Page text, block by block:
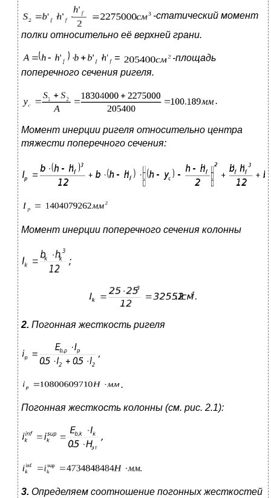
-статический момент
полки относительно её верхней грани.
= -площадь
поперечного сечения ригеля.
.
Момент инерции ригеля относительно центра
тяжести поперечного сечения:
Момент инерции поперечного сечения колонны
2. Погонная жесткость ригеля
.
Погонная жесткость колонны (см. рис. 2.1):
3. Определяем соотношение погонных жесткостей